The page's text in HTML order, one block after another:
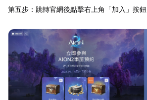
第五步：跳轉官網後點擊右上角「加入」按鈕